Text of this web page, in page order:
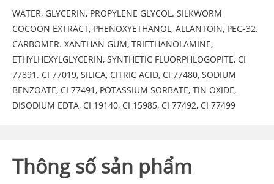
WATER, GLYCERIN, PROPYLENE GLYCOL. SILKWORM
COCOON EXTRACT, PHENOXYETHANOL, ALLANTOIN, PEG-32.
CARBOMER. XANTHAN GUM, TRIETHANOLAMINE,
ETHYLHEXYLGLYCERIN, SYNTHETIC FLUORPHLOGOPITE, CI
77891. CI 77019, SILICA, CITRIC ACID, CI 77480, SODIUM
BENZOATE, CI 77491, POTASSIUM SORBATE, TIN OXIDE,
DISODIUM EDTA, CI 19140, CI 15985, CI 77492, CI 77499
Thông số sản phẩm